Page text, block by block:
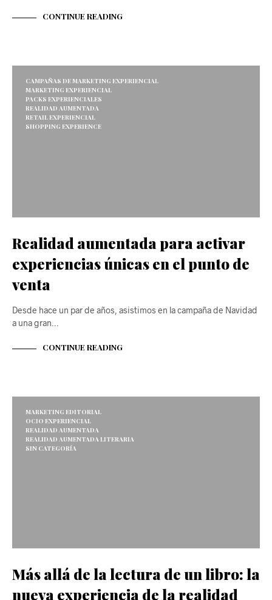
CONTINUE READING
CAMPAÑAS DE MARKETING EXPERIENCIAL
MARKETING EXPERIENCIAL
PACKS EXPERIENCIALES
REALIDAD AUMENTADA
RETAIL EXPERIENCIAL
SHOPPING EXPERIENCE
Realidad aumentada para activar
experiencias únicas en el punto de
venta
Desde hace un par de años, asistimos en la campaña de Navidad
a una gran…
CONTINUE READING
MARKETING EDITORIAL
OCIO EXPERIENCIAL
REALIDAD AUMENTADA
REALIDAD AUMENTADA LITERARIA
SIN CATEGORÍA
Más allá de la lectura de un libro: la
nueva experiencia de la realidad